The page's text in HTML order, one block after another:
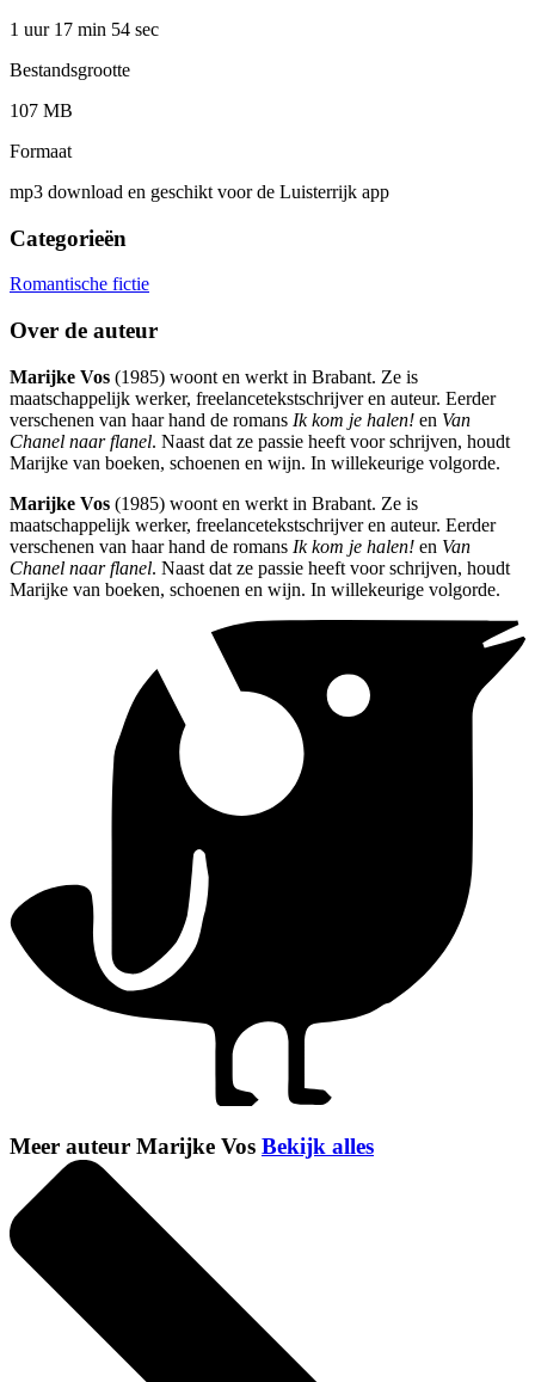
1 uur 17 min 54 sec
Bestandsgrootte
107 MB
Formaat
mp3 download en geschikt voor de Luisterrijk app
Categorieën
Romantische fictie
Over de auteur
Marijke Vos (1985) woont en werkt in Brabant. Ze is
maatschappelijk werker, freelancetekstschrijver en auteur. Eerder
verschenen van haar hand de romans Ik kom je halen! en Van
Chanel naar flanel. Naast dat ze passie heeft voor schrijven, houdt
Marijke van boeken, schoenen en wijn. In willekeurige volgorde.
Marijke Vos (1985) woont en werkt in Brabant. Ze is
maatschappelijk werker, freelancetekstschrijver en auteur. Eerder
verschenen van haar hand de romans Ik kom je halen! en Van
Chanel naar flanel. Naast dat ze passie heeft voor schrijven, houdt
Marijke van boeken, schoenen en wijn. In willekeurige volgorde.
Meer auteur Marijke Vos Bekijk alles